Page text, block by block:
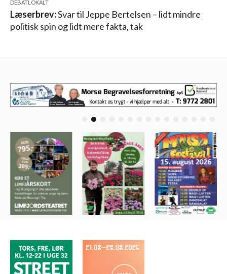
DEBATLOKALT
Læserbrev:Svar til Jeppe Bertelsen – lidt mindre
politisk spin og lidt mere fakta, tak